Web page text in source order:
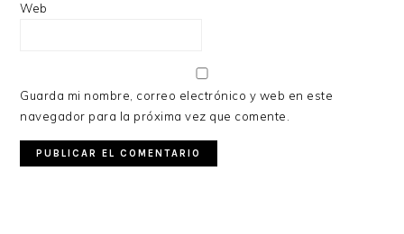
Web
Guarda mi nombre, correo electrónico y web en este
navegador para la próxima vez que comente.